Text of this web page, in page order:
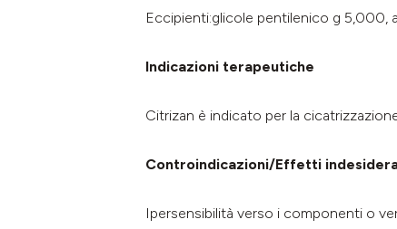
Eccipienti:glicole pentilenico g 5,000,
Indicazioni terapeutiche
Citrizan è indicato per la
Controindicazioni/Effetti
Ipersensibilità verso i componenti o